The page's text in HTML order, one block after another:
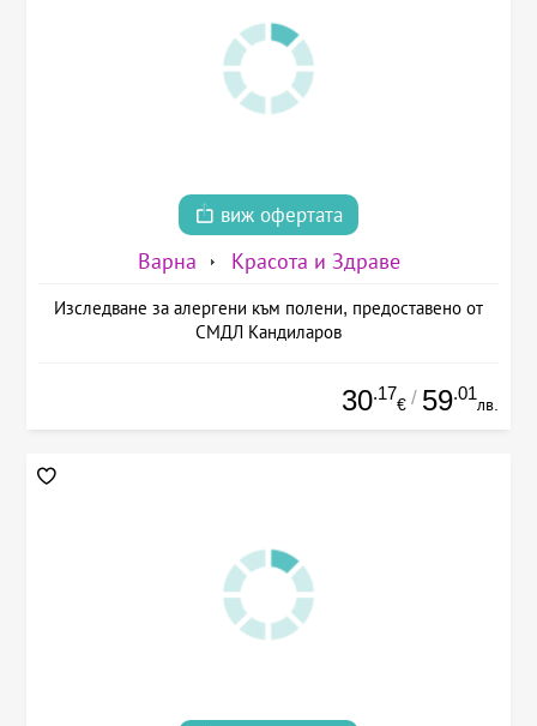
виж офертата
Варна Красота и Здраве
Изследване за алергени към полени, предоставено от
СМДЛ Кандиларов
30.17
€ / 59.01
лв.